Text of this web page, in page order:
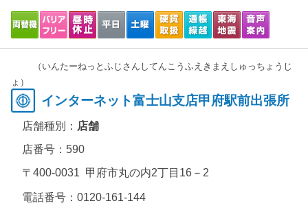
（いんたーねっとふじさんしてんこうふえきまえしゅっちょうじ
ょ）
インターネット富士山支店甲府駅前出張所
店舗種別： 店舗
店番号：590
〒400-0031 甲府市丸の内2丁目16－2
電話番号： 0120-161-144